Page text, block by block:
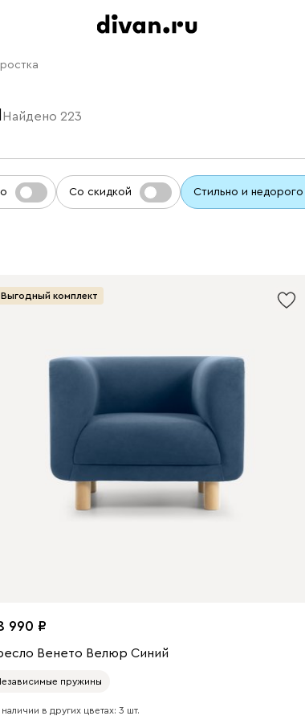
Найдено 223
Со скидкой Стильно и недорого
Выгодный комплект
990
Венето Велюр Синий
пружины
наличии в других цветах: 3 шт.